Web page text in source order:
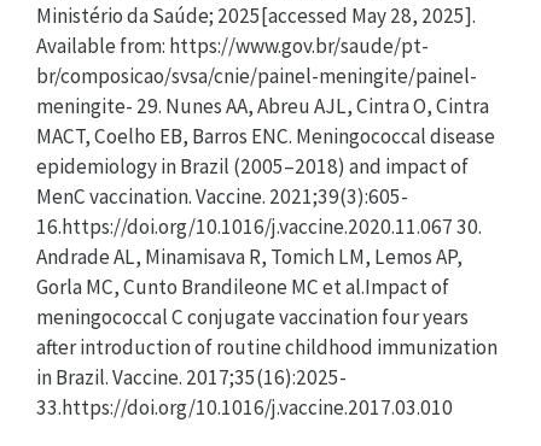
Ministério da Saúde; 2025[accessed May 28, 2025].
Available from: https://www.gov.br/saude/pt-
br/composicao/svsa/cnie/painel-meningite/painel-
meningite- 29. Nunes AA, Abreu AJL, Cintra O, Cintra
MACT, Coelho EB, Barros ENC. Meningococcal disease
epidemiology in Brazil (2005–2018) and impact of
MenC vaccination. Vaccine. 2021;39(3):605-
16.https://doi.org/10.1016/j.vaccine.2020.11.067 30.
Andrade AL, Minamisava R, Tomich LM, Lemos AP,
Gorla MC, Cunto Brandileone MC et al.Impact of
meningococcal C conjugate vaccination four years
after introduction of routine childhood immunization
in Brazil. Vaccine. 2017;35(16):2025-
33.https://doi.org/10.1016/j.vaccine.2017.03.010